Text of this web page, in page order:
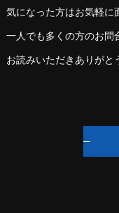
気になった方はお気軽に
一人でも多くの方のお問
お読みいただきありが